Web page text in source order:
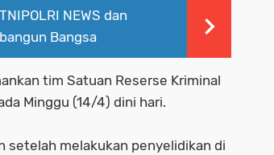
NEWS dan
Bangsa
tim Satuan Reserse Kriminal
Minggu (14/4) dini hari.
setelah melakukan penyelidikan di